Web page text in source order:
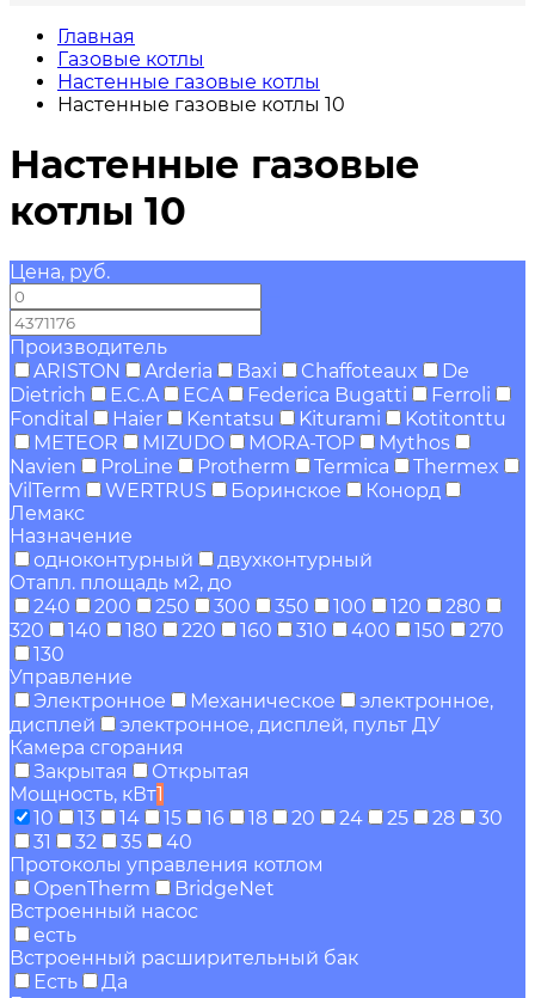
Главная
Газовые котлы
Настенные газовые котлы
Настенные газовые котлы 10
Настенные газовые
котлы 10
Цена, руб.
Производитель
ARISTON
Arderia Baxi Chaffoteaux
De
Dietrich
E.C.A ECA Federica Bugatti
Ferroli
Fondital
Haier Kentatsu Kiturami
Kotitonttu
METEOR
MIZUDO MORA-TOP
Mythos
Navien
ProLine Protherm Termica
Thermex
VilTerm
WERTRUS Боринское
Конорд
Лемакс
Назначение
одноконтурный
двухконтурный
Отапл. площадь м2, до
240
200 250 300 350 100 120
280
320
140 180 220 160 310 400 150
270
130
Управление
Электронное
Механическое
электронное,
дисплей
электронное, дисплей, пульт ДУ
Камера сгорания
Закрытая
Открытая
Мощность, кВт1
10
13 14 15 16 18 20 24 25 28
30
31
32 35
40
Протоколы управления котлом
OpenTherm
BridgeNet
Встроенный насос
есть
Встроенный расширительный бак
Есть
Да